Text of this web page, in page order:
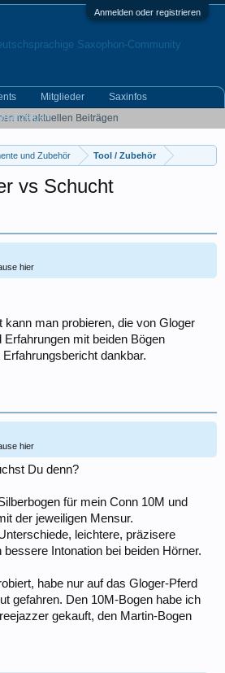
Anmelden oder registrieren
und Zubehör Tool / Zubehör
vs Schucht
hier
kann man probieren, die von Gloger
Erfahrungen mit beiden Bögen
dankbar.
hier
Du denn?
für mein Conn 10M und
der jeweiligen Mensur.
leichtere, präzisere
Intonation bei beiden Hörner.
habe nur auf das Gloger-Pferd
gefahren. Den 10M-Bogen habe ich
gekauft, den Martin-Bogen
mit aktuellen Beiträgen
Mitglieder
Saxinfos